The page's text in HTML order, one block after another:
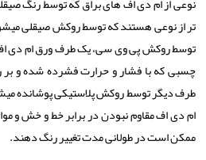
­تر از نوعی هستند که توسط روکش صیقلی
توسط روکش پی وی سی، یک طرف ورق ام دی اف
چسبی که با فشار و حرارت فشرده شده و بر
طرف دیگر توسط روکش پلاستیکی پوشانده
ام دی اف مقاوم نبودن در برابر خط و خش و
ممکن است در طولانی مدت تغییر رنگ دهند.